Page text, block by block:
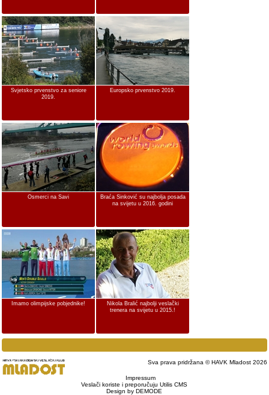
Svjetsko prvenstvo za seniore
2019.
Europsko prvenstvo 2019.
Osmerci na Savi
Braća Sinković su najbolja posada
na svijetu u 2016. godini
Imamo olimpijske pobjednike!
Nikola Bralić najbolji veslački
trenera na svijetu u 2015.!
Sva prava pridržana © HAVK Mladost 2026
Impressum
Veslači koriste i preporučuju Utilis CMS
Design by DEMODE